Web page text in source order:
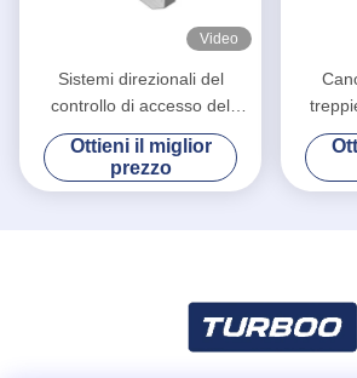
Video
Sistemi direzionali del
controllo di accesso del
portone del cancello girevole
del treppiede di altezza della
vita della palestra del
Ottieni il miglior
prezzo
che